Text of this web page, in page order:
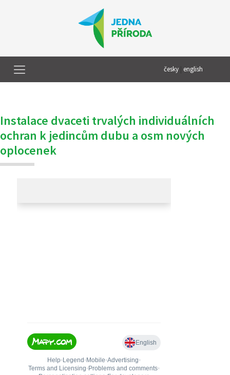
česky english
Instalace dvaceti trvalých individuálních
ochran k jedincům dubu a osm nových
oplocenek